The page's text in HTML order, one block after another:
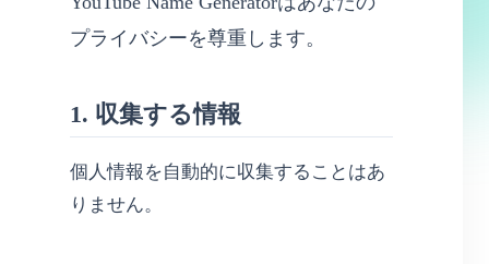
プライバシーを尊重します。
1. 収集する情報
個人情報を自動的に収集することはあ
りません。